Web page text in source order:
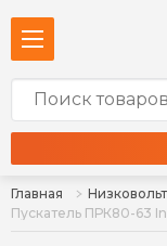
Главная
Пускатель ПРК80-63